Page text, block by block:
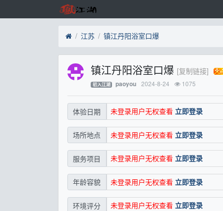
江苏 镇江丹阳浴室口爆
镇江丹阳浴室口爆 [复制链接]
初入江湖 paoyou 2024-8-24 1075
体验日期 未登录用户无权查看 立即登录
场所地点 未登录用户无权查看 立即登录
服务项目 未登录用户无权查看 立即登录
年龄容貌 未登录用户无权查看 立即登录
环境评分 未登录用户无权查看 立即登录